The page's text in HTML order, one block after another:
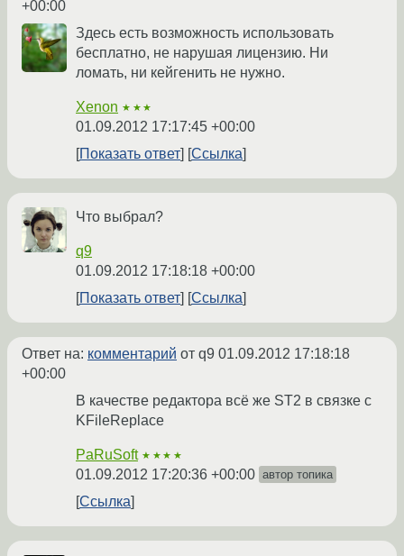
+00:00
Здесь есть возможность использовать
бесплатно, не нарушая лицензию. Ни
ломать, ни кейгенить не нужно.
Xenon ★★★
01.09.2012 17:17:45 +00:00
Показать ответ
Ссылка
Что выбрал?
q9
01.09.2012 17:18:18 +00:00
Показать ответ
Ссылка
Ответ на: комментарий от q9 01.09.2012 17:18:18
+00:00
В качестве редактора всё же ST2 в связке с
KFileReplace
PaRuSoft ★★★★
01.09.2012 17:20:36 +00:00 автор топика
Ссылка